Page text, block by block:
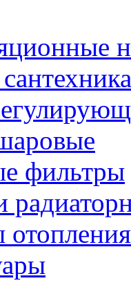
фильтры
отопления